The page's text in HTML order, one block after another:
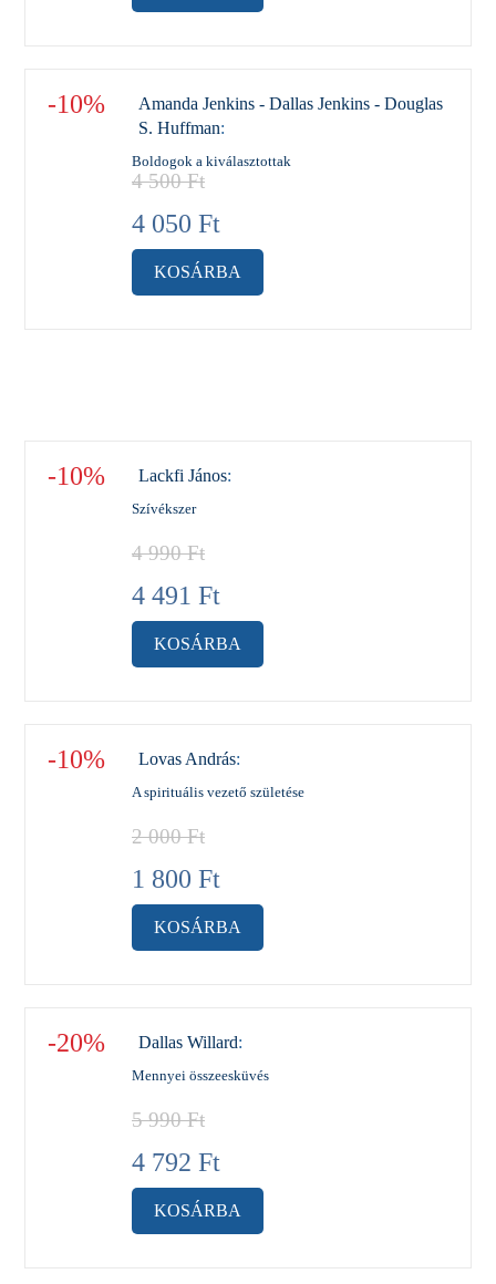
-10%
Amanda Jenkins - Dallas Jenkins - Douglas
S. Huffman:
Boldogok a kiválasztottak
4 500Ft
4 050 Ft
KOSÁRBA
-10% Lackfi János:
Szívékszer
4 990Ft
4 491 Ft
KOSÁRBA
-10% Lovas András:
A spirituális vezető születése
2 000Ft
1 800 Ft
KOSÁRBA
-20% Dallas Willard:
Mennyei összeesküvés
5 990Ft
4 792 Ft
KOSÁRBA